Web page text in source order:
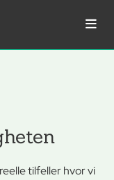
tilfeller hvor vi